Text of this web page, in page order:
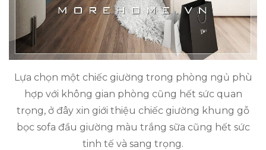
Lựa chọn một chiếc giường trong phòng ngủ phù
hợp với không gian phòng cũng hết sức quan
trọng, ở đây xin giới thiệu chiếc giường khung gỗ
bọc sofa đầu giường màu trắng sữa cũng hết sức
tinh tế và sang trọng.